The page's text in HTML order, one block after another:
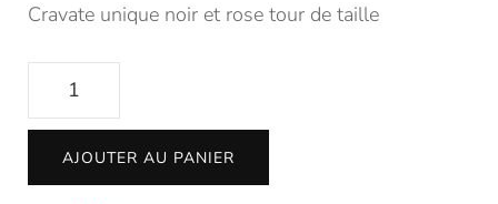
Cravate unique noir et rose tour de taille
quantité
de
Cravate
noire
AJOUTER AU PANIER